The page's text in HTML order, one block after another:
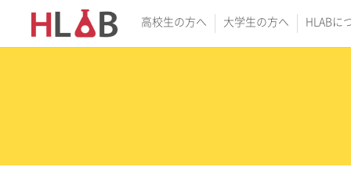
高校生の方へ 大学生の方へ HLABに